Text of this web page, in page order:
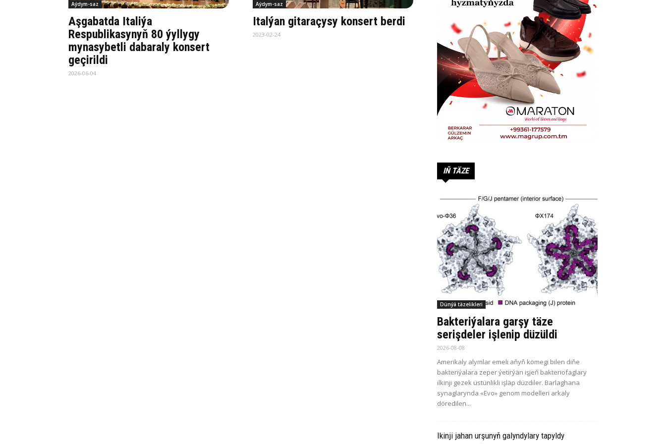
Aýdym-saz
Aşgabatda Italiýa
Respublikasynyň 80 ýyllygy
mynasybetli dabaraly konsert
geçirildi
2026-06-04
Aýdym-saz
Italýan gitaraçysy konsert berdi
2023-02-24
IŇ TÄZE
Dünýä täzelikleri
Bakteriýalara garşy täze
serişdeler işlenip düzüldi
2026-08-08
Amerikaly alymlar emeli aňyň kömegi bilen diňe
bakteriýalara zeper ýetirýän işjeň bakteriofaglary
ilkinji gezek üstünlikli işläp düzdiler. Barlaghana
synaglarynda «Evo» genom modelleri arkaly
döredilen...
Ikinji jahan urşunyň galyndylary tapyldy